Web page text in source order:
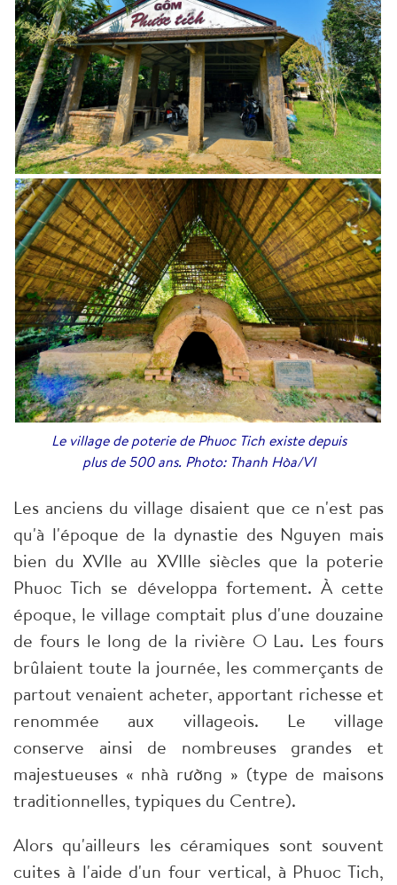
Le village de poterie de Phuoc Tich existe depuis
plus de 500 ans. Photo: Thanh Hòa/VI
Les anciens du village disaient que ce n'est pas
qu'à l'époque de la dynastie des Nguyen mais
bien du XVIIe au XVIIIe siècles que la poterie
Phuoc Tich se développa fortement. À cette
époque, le village comptait plus d'une douzaine
de fours le long de la rivière O Lau. Les fours
brûlaient toute la journée, les commerçants de
partout venaient acheter, apportant richesse et
renommée aux villageois. Le village
conserve ainsi de nombreuses grandes et
majestueuses « nhà rường » (type de maisons
traditionnelles, typiques du Centre).
Alors qu'ailleurs les céramiques sont souvent
cuites à l'aide d'un four vertical, à Phuoc Tich,